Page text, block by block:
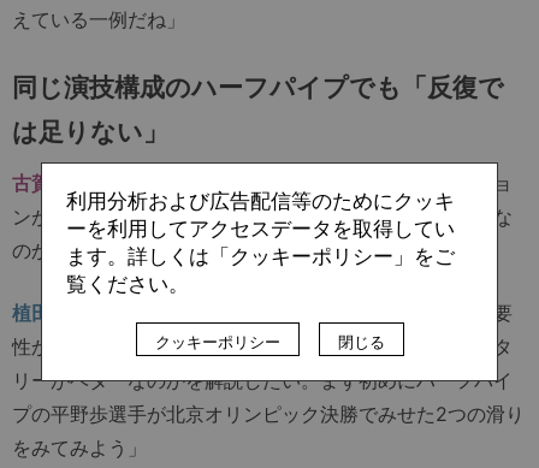
えている一例だね」
同じ演技構成のハーフパイプでも「反復で
は足りない」
古賀
「なるほど。ただ、こうした制約でなぜバリエーショ
ンが増えるのか、そもそもバリエーションってなぜ大切な
のかの理解に困る指導者が多いと思う」
植田
「そうだね。だから今回は動作バリエーションの重要
性から解説して、また最後になぜこのようなボールマスタ
リーがベターなのかを解説したい。まず初めにハーフパイ
プの平野歩選手が北京オリンピック決勝でみせた2つの滑り
をみてみよう」
利用分析および広告配信等のためにクッキ
ーを利用してアクセスデータを取得してい
ます。詳しくは「クッキーポリシー」をご
覧ください。
クッキーポリシー 閉じる